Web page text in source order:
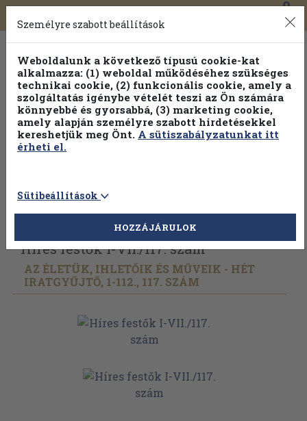
Toggle
navigation
0
Vissza az előző oldalra Válasszon példányt
Híres festők I-VII./117. szám
AZ ÉLETÜK, IHLETŐIK ÉS MŰVEIK - HÉT
IRATGYŰJTŐ, 1-112., 117. SZÁM
Személyre szabott beállítások
Weboldalunk a következő típusú cookie-kat
alkalmazza: (1) weboldal működéséhez szükséges
technikai cookie, (2) funkcionális cookie, amely a
szolgáltatás igénybe vételét teszi az Ön számára
könnyebbé és gyorsabbá, (3) marketing cookie,
amely alapján személyre szabott hirdetésekkel
kereshetjük meg Önt. A sütiszabályzatunkat itt
érheti el.
Sütibeállítások
HOZZÁJÁRULOK